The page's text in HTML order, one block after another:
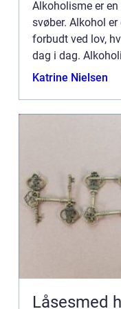
Alkoholisme er
svøber. Alkohol
forbudt ved lov,
dag i dag.
vanedannende,
Katrine Nielsen
Låsesmed